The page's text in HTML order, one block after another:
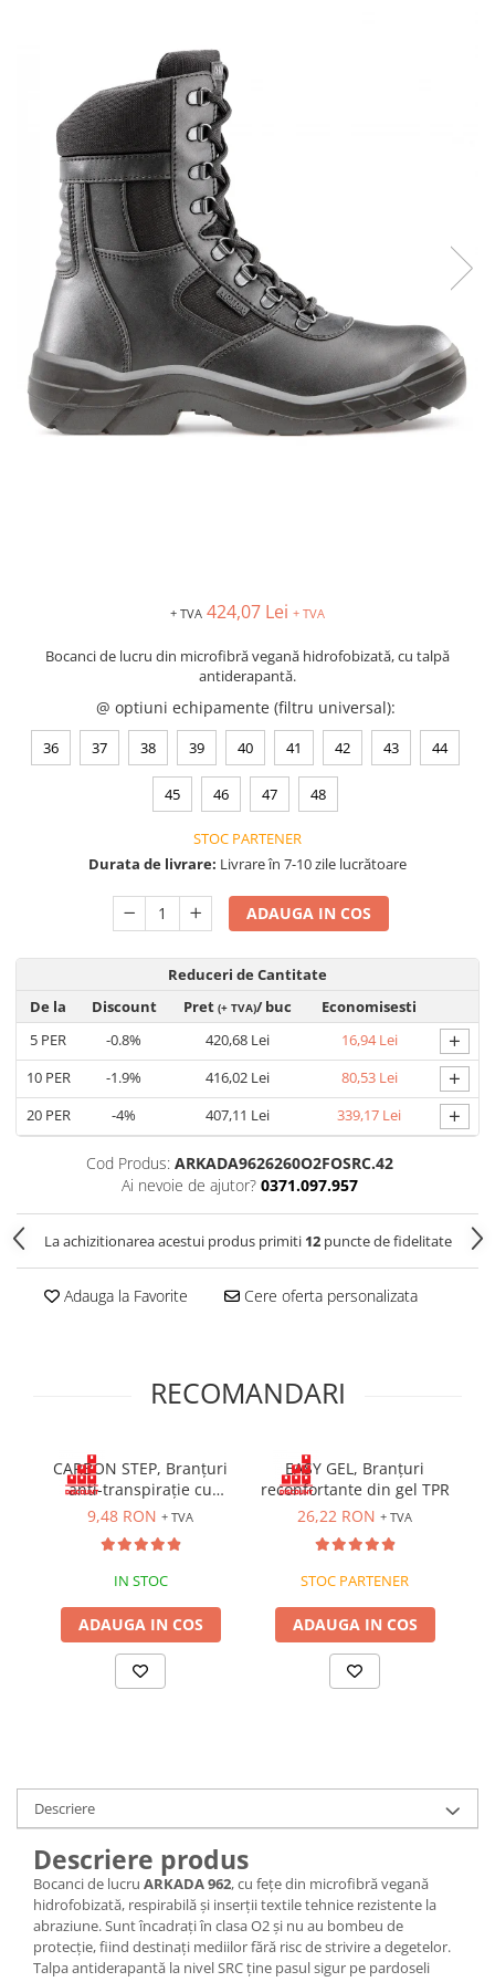
Pantaloni Impermeabili
Pelerine | Jachete Impermeabile
Imbracaminte TERMOIZOLANTĂ
Jachete Termoizolante
Pantaloni Termoizolanti
Costume | Combinezoane
Termoizolante
Veste Termoizolante
Îmbrăcăminte REFLECTORIZANTĂ
(HI-VIS)
Jachete reflectorizante (HI-VIS)
Pantaloni si salopete reflectorizante
(HI-VIS)
Fesuri, capisoane si sepci
Accesorii reflectorizante (HI-VIS)
MULTIRISC
Costume | Combinezoane
Antichimice | Multirisc
Halate | Sorturi Antichimice |
Jachete | Bluze Antichimice |
Pantaloni Antichimici | Multirisc
Îmbrăcăminte IGNIFUGĂ (ANTI-
Cagule | Capisoane Ignifuge
Costume | Combinezoane Ignifuge
Jachete| Bluze Ignifuge
Mânecuțe Ignifuge
Pantaloni Ignifugi
Sorturi ignifuge
ÎNCĂLȚĂMINTE
Pantofi
Pantofi outdoor
Pantofi de lucru O2
Pantofi de protecție SB
Pantofi de protecție S2
Pantofi de protecție S3
Bocanci outdoor
Bocanci de lucru O1
Bocanci de lucru O2
Bocanci de protecție S1
Bocanci de protecție S1P
Cizme outdoor
Cizme de lucru OB
Cizme de lucru O4/O5
Cizme de protecție S3
Cizme de protecție S4
Cizme de protecție S5
+ TVA 424,07 Lei + TVA
Bocanci de lucru din microfibră vegană hidrofobizată, cu talpă
antiderapantă.
@ optiuni echipamente (filtru universal):
36 37 38 39 40 41 42 43 44
45 46 47 48
STOC PARTENER
Durata de livrare: Livrare în 7-10 zile lucrătoare
ADAUGA IN COS
Reduceri de Cantitate
De la
Discount Pret (+ TVA)/ buc
Economisesti
5 PER -0.8% 420,68 Lei 16,94 Lei +
10PER -1.9% 416,02 Lei 80,53 Lei +
20PER -4% 407,11 Lei 339,17 Lei +
Cod Produs: ARKADA9626260O2FOSRC.42
Ai nevoie de ajutor? 0371.097.957
La achizitionarea acestui produs primiti 12puncte de fidelitate
Adauga la Favorite Cere oferta personalizata
RECOMANDARI
CARBON STEP, Branțuri
anti-transpirație cu
carbune activ
9,48 RON + TVA
IN STOC
ADAUGA IN COS
EASY GEL, Branțuri
reconfortante din gel TPR
26,22 RON + TVA
STOC PARTENER
ADAUGA IN COS
Descriere
Descriere produs
Bocanci de lucru ARKADA 962, cu fețe din microfibră vegană
hidrofobizată, respirabilă și inserții textile tehnice rezistente la
abraziune. Sunt încadrați în clasa O2 și nu au bombeu de
protecție, fiind destinați mediilor fără risc de strivire a degetelor.
Talpa antiderapantă la nivel SRC ține pasul sigur pe pardoseli